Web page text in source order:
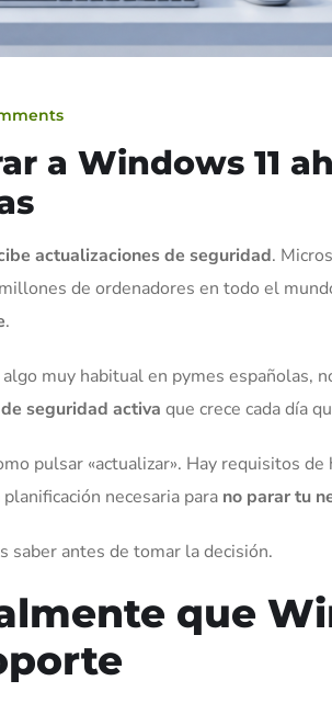
a Windows 11
actualizaciones de seguridad.
de ordenadores en todo el
.
muy habitual en pymes españolas,
seguridad activa que crece cada día
pulsar «actualizar». Hay requisitos
necesaria para no parar tu
saber antes de tomar la decisión.
que